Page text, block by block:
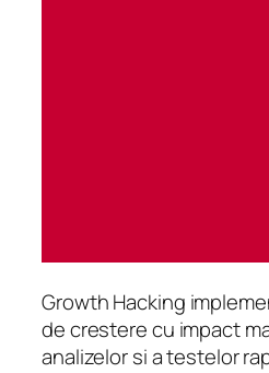
Growth Hacking
de crestere cu impact
analizelor si a testelor